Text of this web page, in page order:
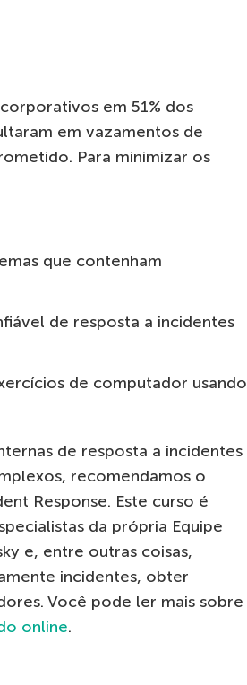
em 51% dos
em vazamentos de
Para minimizar os
que contenham
de resposta a incidentes
de computador usando
de resposta a incidentes
recomendamos o
Response. Este curso é
da própria Equipe
e, entre outras coisas,
incidentes, obter
Você pode ler mais sobre
online.